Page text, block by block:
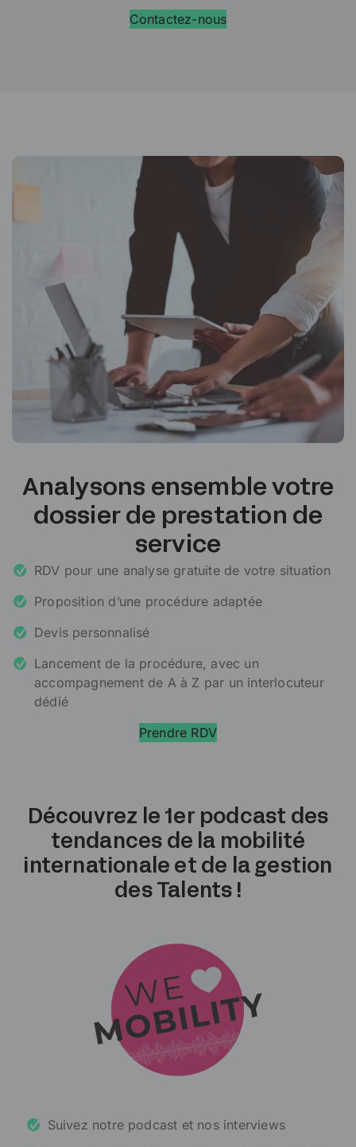
Contactez-nous
Analysons ensemble votre
dossier de prestation de
service
RDV pour une analyse gratuite de votre situation
Proposition d’une procédure adaptée
Devis personnalisé
Lancement de la procédure, avec un
accompagnement de A à Z par un interlocuteur
dédié
Prendre RDV
Découvrez le 1er podcast des
tendances de la mobilité
internationale et de la gestion
des Talents !
Suivez notre podcast et nos interviews